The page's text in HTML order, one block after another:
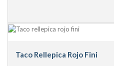
Taco Rellepica Rojo Fini